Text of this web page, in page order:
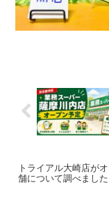
トライアル大崎店が
舗について調べました